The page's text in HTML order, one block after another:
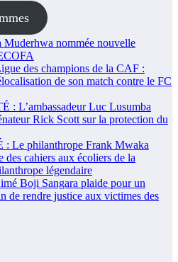
nommée nouvelle
des champions de la CAF :
de son match contre le FC
: L’ambassadeur Luc Lusumba
Rick Scott sur la protection du
Le philanthrope Frank Mwaka
cahiers aux écoliers de la
légendaire
Boji Sangara plaide pour un
de rendre justice aux victimes des